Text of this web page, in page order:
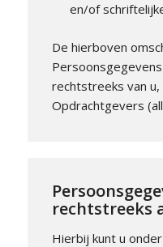
en/of
De hierboven
rechtstreeks van u,
Opdrachtgevers
rechtstreeks
Hierbij kunt u